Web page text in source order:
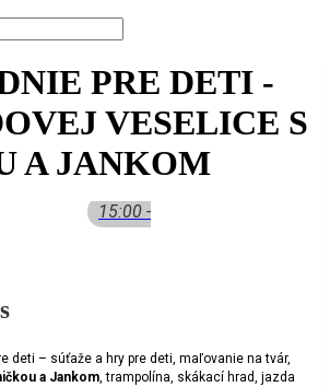
PRE DETI -
VESELICE S
A JANKOM
15:00 -
deti – súťaže a hry pre deti, maľovanie na tvár,
a Jankom, trampolína, skákací hrad, jazda